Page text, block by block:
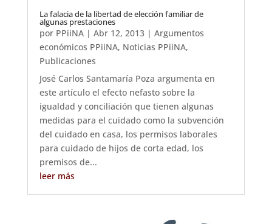
La falacia de la libertad de elección familiar de
algunas prestaciones
por PPiiNA| Abr 12, 2013| Argumentos
económicos PPiiNA, Noticias PPiiNA,
Publicaciones
José Carlos Santamaría Poza argumenta en
este artículo el efecto nefasto sobre la
igualdad y conciliación que tienen algunas
medidas para el cuidado como la subvención
del cuidado en casa, los permisos laborales
para cuidado de hijos de corta edad, los
premisos de...
leer más